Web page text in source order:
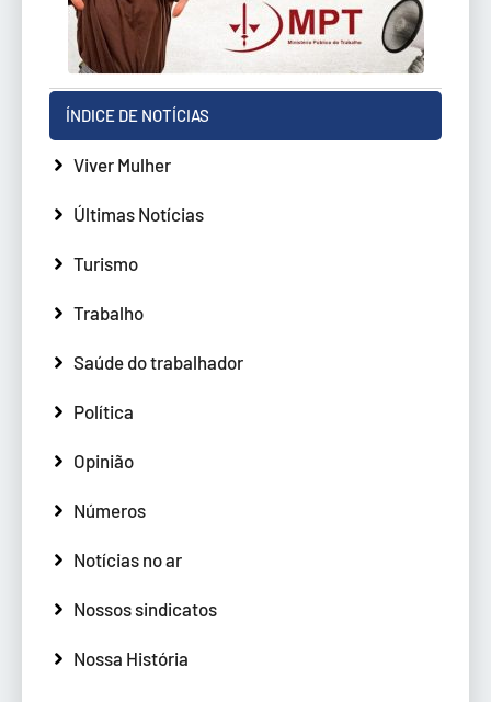
ÍNDICE DE NOTÍCIAS
Viver Mulher
Últimas Notícias
Turismo
Trabalho
Saúde do trabalhador
Política
Opinião
Números
Notícias no ar
Nossos sindicatos
Nossa História